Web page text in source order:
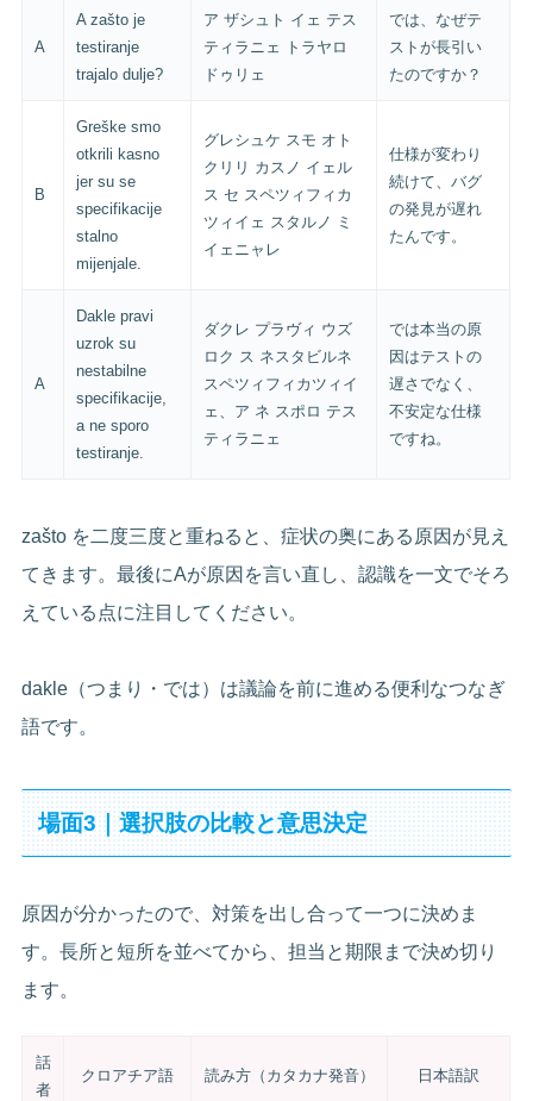
A
A zašto je
testiranje
trajalo dulje?
ア ザシュト イェ テス
ティラニェ トラヤロ
ドゥリェ
では、なぜテ
ストが長引い
たのですか？
B
Greške smo
otkrili kasno
jer su se
specifikacije
stalno
mijenjale.
グレシュケ スモ オト
クリリ カスノ イェル
ス セ スペツィフィカ
ツィイェ スタルノ ミ
イェニャレ
仕様が変わり
続けて、バグ
の発見が遅れ
たんです。
A
Dakle pravi
uzrok su
nestabilne
specifikacije,
a ne sporo
testiranje.
ダクレ プラヴィ ウズ
ロク ス ネスタビルネ
スペツィフィカツィイ
ェ、ア ネ スポロ テス
ティラニェ
では本当の原
因はテストの
遅さでなく、
不安定な仕様
ですね。
zašto を二度三度と重ねると、症状の奥にある原因が見え
てきます。最後にAが原因を言い直し、認識を一文でそろ
えている点に注目してください。
dakle（つまり・では）は議論を前に進める便利なつなぎ
語です。
場面3｜選択肢の比較と意思決定
原因が分かったので、対策を出し合って一つに決めま
す。長所と短所を並べてから、担当と期限まで決め切り
ます。
話
者
クロアチア語 読み方（カタカナ発音） 日本語訳